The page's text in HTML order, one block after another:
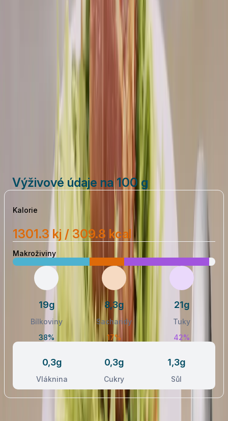
Sedlčanský Hermelín Originál
(ideální je čerstvě mletý pepř)
Výživové údaje na 100 g
Kalorie
1301.3 kj / 309.8 kcal
Makroživiny
19g
Bílkoviny
38%
8,3g
Sacharidy
17%
21g
Tuky
42%
0,3g
Vláknina
0,3g
Cukry
1,3g
Sůl
Postup receptu